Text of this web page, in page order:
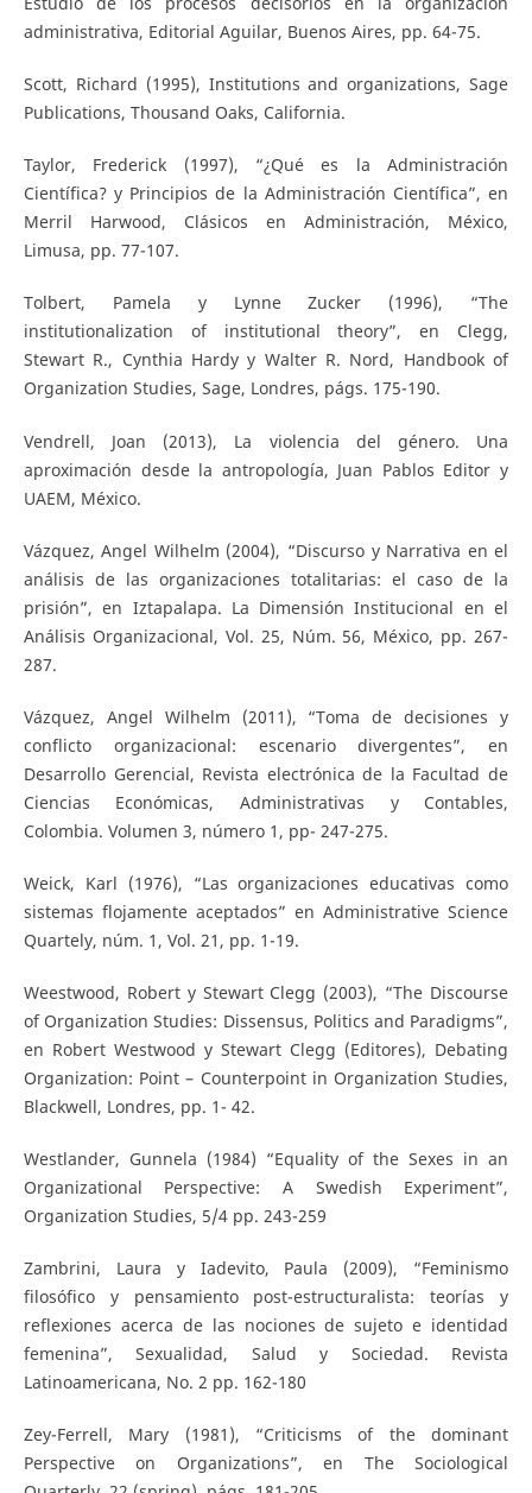
administrativa, Editorial Aguilar, Buenos Aires, pp. 64-75.
Scott, Richard (1995), Institutions and organizations, Sage
Publications, Thousand Oaks, California.
Taylor, Frederick (1997), “¿Qué es la Administración
Científica? y Principios de la Administración Científica”, en
Merril Harwood, Clásicos en Administración, México,
Limusa, pp. 77-107.
Tolbert, Pamela y Lynne Zucker (1996), “The
institutionalization of institutional theory”, en Clegg,
Stewart R., Cynthia Hardy y Walter R. Nord, Handbook of
Organization Studies, Sage, Londres, págs. 175-190.
Vendrell, Joan (2013), La violencia del género. Una
aproximación desde la antropología, Juan Pablos Editor y
UAEM, México.
Vázquez, Angel Wilhelm (2004), “Discurso y Narrativa en el
análisis de las organizaciones totalitarias: el caso de la
prisión”, en Iztapalapa. La Dimensión Institucional en el
Análisis Organizacional, Vol. 25, Núm. 56, México, pp. 267-
287.
Vázquez, Angel Wilhelm (2011), “Toma de decisiones y
conflicto organizacional: escenario divergentes”, en
Desarrollo Gerencial, Revista electrónica de la Facultad de
Ciencias Económicas, Administrativas y Contables,
Colombia. Volumen 3, número 1, pp- 247-275.
Weick, Karl (1976), “Las organizaciones educativas como
sistemas flojamente aceptados” en Administrative Science
Quartely, núm. 1, Vol. 21, pp. 1-19.
Weestwood, Robert y Stewart Clegg (2003), “The Discourse
of Organization Studies: Dissensus, Politics and Paradigms”,
en Robert Westwood y Stewart Clegg (Editores), Debating
Organization: Point – Counterpoint in Organization Studies,
Blackwell, Londres, pp. 1- 42.
Westlander, Gunnela (1984) “Equality of the Sexes in an
Organizational Perspective: A Swedish Experiment”,
Organization Studies, 5/4 pp. 243-259
Zambrini, Laura y Iadevito, Paula (2009), “Feminismo
filosófico y pensamiento post-estructuralista: teorías y
reflexiones acerca de las nociones de sujeto e identidad
femenina”, Sexualidad, Salud y Sociedad. Revista
Latinoamericana, No. 2 pp. 162-180
Zey-Ferrell, Mary (1981), “Criticisms of the dominant
Perspective on Organizations”, en The Sociological